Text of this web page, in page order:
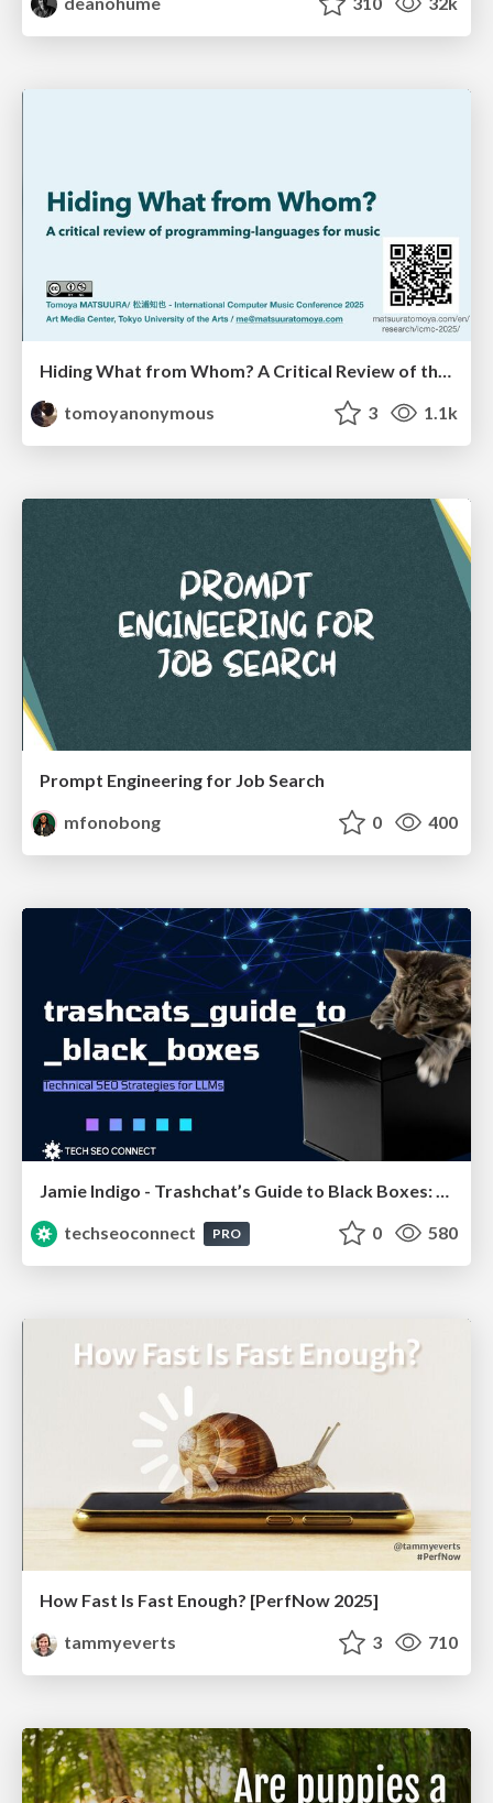
Hiding What from Whom? A Critical Review of the History of Programming languages for Music
tomoyanonymous
3 1.1k
Prompt Engineering for Job Search
mfonobong
0 400
Jamie Indigo - Trashchat’s Guide to Black Boxes: Technical SEO Tactics for LLMs
techseoconnect
PRO 0 580
How Fast Is Fast Enough? [PerfNow 2025]
tammyeverts
3 710